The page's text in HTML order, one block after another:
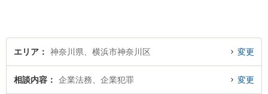
エリア 神奈川県、横浜市神奈川区 変更
相談内容 企業法務、企業犯罪 変更